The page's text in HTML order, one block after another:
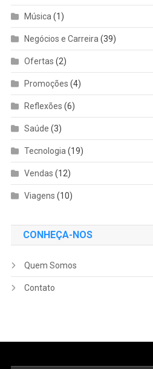
Música (1)
Negócios e Carreira (39)
Ofertas (2)
Promoções (4)
Reflexões (6)
Saúde (3)
Tecnologia (19)
Vendas (12)
Viagens (10)
CONHEÇA-NOS
Quem Somos
Contato